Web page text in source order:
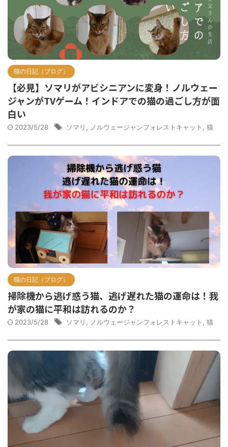
猫の日記（ブログ）
【必見】ソマリがアビシニアンに変身！ノルウェー
ジャンがTVゲーム！インドアでの猫の過ごし方が面
白い
2023/5/28 ソマリ , ノルウェージャンフォレストキャット , 猫
猫の日記（ブログ）
掃除機から逃げ惑う猫、逃げ遅れた猫の運命は！我
が家の猫に平和は訪れるのか？
2023/5/28 ソマリ ノルウェージャンフォレストキャット 猫